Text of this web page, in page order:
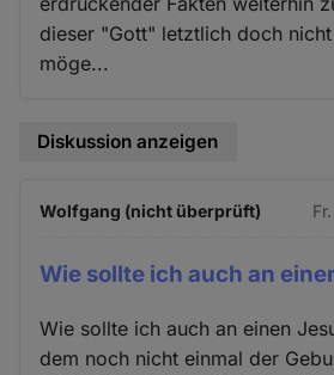
dieser "Gott" letztlich doch
möge...
Diskussion anzeigen
Wolfgang (nicht überprüft)
Wie sollte ich auch an
Wie sollte ich auch an einen
dem noch nicht einmal der